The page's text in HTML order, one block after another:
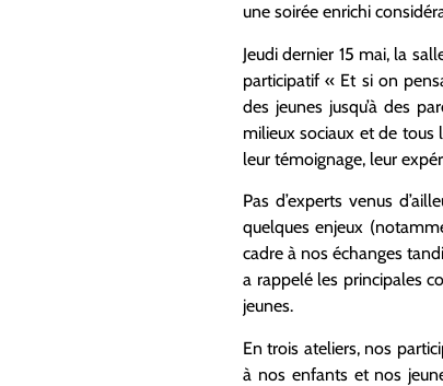
une soirée enrichi
Jeudi dernier 15 mai, la
participatif « Et si on
des jeunes jusqu’à des
milieux sociaux et de tous
leur témoignage, leur
Pas d’experts venus
quelques enjeux
cadre à nos échanges
a rappelé les principales
jeunes.
En trois ateliers, nos
à nos enfants et nos